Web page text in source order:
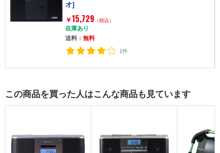
オ]
￥ 15,729 （税込）
在庫あり
送料：無料
1件
この商品を買った人はこんな商品も見ています